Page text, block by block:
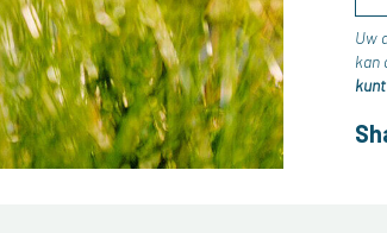
Uw
kan